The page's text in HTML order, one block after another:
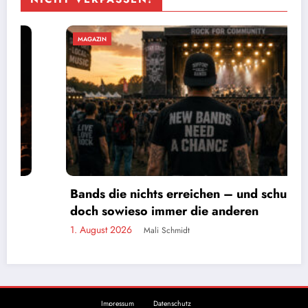
die nichts erreichen – und schuld sind
sowieso immer die anderen
Mali Schmidt
Impressum Datenschutz